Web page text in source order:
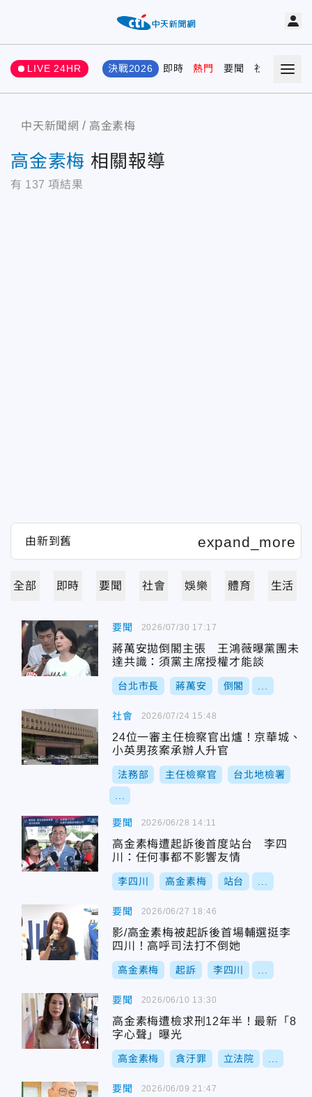
LIVE 24HR 決戰2026 即時 熱門 要聞 社會 娛樂
中天新聞網 高金素梅
高金素梅 相關報導
有 137 項結果
全部 即時 要聞 社會 娛樂 體育 生活
要聞
蔣萬安拋倒閣主張 王鴻薇曝黨團未
達共識：須黨主席授權才能談
台北市長 蔣萬安 倒閣
2026/07/30 17:17
社會
24位一審主任檢察官出爐！京華城、
小英男孩案承辦人升官
法務部 主任檢察官 台北地檢署
2026/07/24 15:48
要聞
高金素梅遭起訴後首度站台 李四
川：任何事都不影響友情
李四川 高金素梅 站台
2026/06/28 14:11
要聞
影/高金素梅被起訴後首場輔選挺李
四川！高呼司法打不倒她
高金素梅 起訴 李四川
2026/06/27 18:46
要聞
高金素梅遭檢求刑12年半！最新「8
字心聲」曝光
高金素梅 貪汙罪 立法院
2026/06/10 13:30
要聞 2026/06/09 21:47